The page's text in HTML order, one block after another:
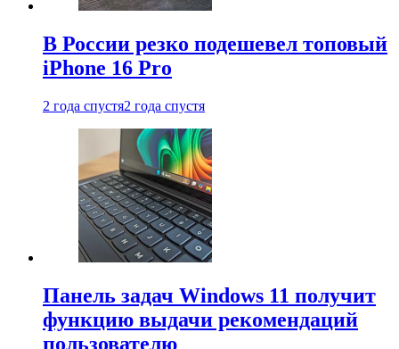
В России резко подешевел топовый
iPhone 16 Pro
2 года спустя2 года спустя
Панель задач Windows 11 получит
функцию выдачи рекомендаций
пользователю